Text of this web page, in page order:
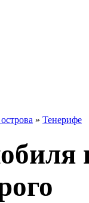
» Тенерифе